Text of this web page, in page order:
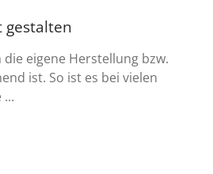
gestalten
eigene Herstellung bzw.
ist. So ist es bei vielen